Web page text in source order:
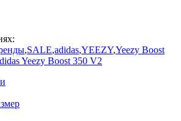
,SALE,adidas,YEEZY,Yeezy Boost
Yeezy Boost 350 V2